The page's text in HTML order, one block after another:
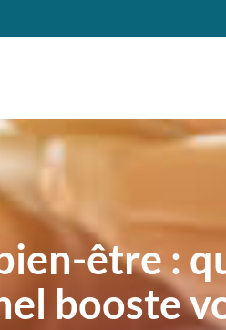
être :
booste